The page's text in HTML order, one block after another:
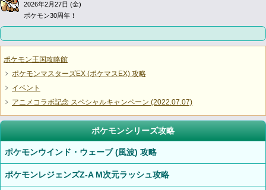
2026年2月27日 (金)
ポケモン30周年！
ポケモン王国攻略館
ポケモンマスターズEX (ポケマスEX) 攻略
イベント
アニメコラボ記念 スペシャルキャンペーン (2022.07.07)
ポケモンシリーズ攻略
ポケモンウインド・ウェーブ (風波) 攻略
ポケモンレジェンズZ-A M次元ラッシュ攻略